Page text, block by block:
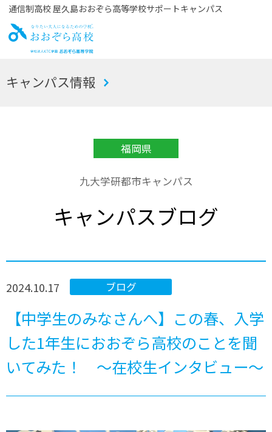
通信制高校 屋久島おおぞら高等学校サポートキャンパス
お
キャンパス情報
福岡県
九大学研都市キャンパス
キャンパスブログ
ブログ
2024.10.17
【中学生のみなさんへ】この春、入学
した1年生におおぞら高校のことを聞
いてみた！ ～在校生インタビュー～